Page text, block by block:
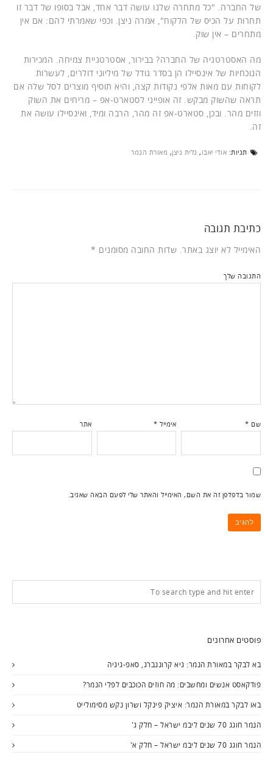
של החברה. "כל מתחרה שלנו עושה דבר אחד, אבל בסופו של דבר זו
תחרות על הכיס של הלקוח", אמרה ניצן. וכפי שאמרתי להם: אם אין
מתחרים – אין שוק.
מה האסטרטגיה של החברה? בבירור, אסטרטגיית צמיחה. המכירות
הנוכחיות של אינסיילו הן בסדר גודל של מיליוני דולרים, לעשרות
לקוחות עם מאות אלפי נקודות קצה, והיא תוסיף מוצרים לסל שלה אם
תראה שהשוק מבקש. זה אופייני לסטארט-אפ – מריחים את השוק
וזזים מהר. ובכן, סטארט-אפ זה מהר, הרבה ומיד, ואינסיילו עושה את
זה.
תגיות: אודי יאבו , גלית ניצן, מאורת הנמר
כתיבת תגובה
האימייל לא יוצג באתר. שדות החובה מסומנים *
התגובה שלך
שם * אימייל * אתר
שמור בדפדפן זה את השם, האימייל והאתר שלי לפעם הבאה שאגיב.
פוסטים אחרונים
בא לבקר במאורת הנמר: גיא קרוננברג, סאפ-גיגיה
פודקאסט אנשים ומחשבים: מה חוזים הכוכבים לפלי הנמר?
באו לבקר במאורת הנמר: איציק פינקל ושרון נקש מסימולייט
הנמר חוגג 70 שנים ליבמ ישראל – חלק ג'
הנמר חוגג 70 שנים ליבמ ישראל – חלק א'